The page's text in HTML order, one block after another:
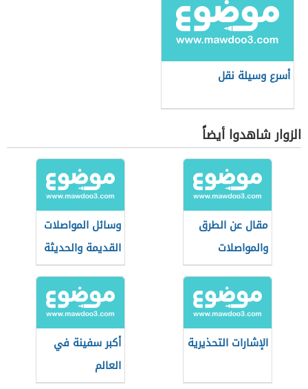
أسرع وسيلة نقل
الزوار شاهدوا أيضاً
مقال عن الطرق
والمواصلات
وسائل المواصلات
القديمة والحديثة
الإشارات التحذيرية
أكبر سفينة في
العالم